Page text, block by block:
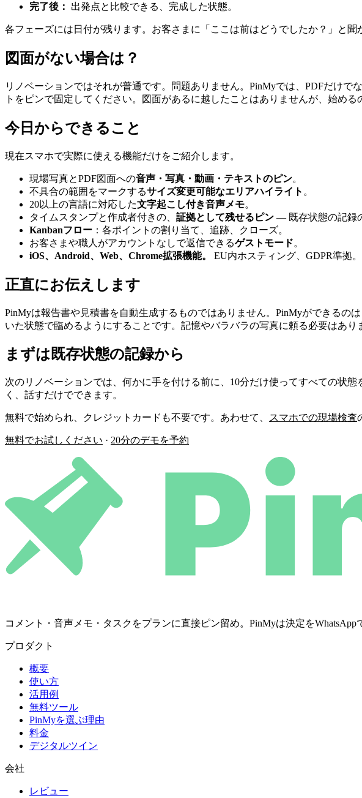
完了後：
出発点と比較できる、完成した状態。
各フェーズには日付が残ります。お客さまに「ここは前はどうでしたか？」と聞
図面がない場合は？
リノベーションではそれが普通です。問題ありません。PinMyでは、PDFだけでな
トをピンで固定してください。図面があるに越したことはありませんが、始める
今日からできること
現在スマホで実際に使える機能だけをご紹介します。
現場写真とPDF図面への音声・写真・動画・テキストのピン。
不具合の範囲をマークするサイズ変更可能なエリアハイライト 。
20以上の言語に対応した文字起こし付き音声メモ。
タイムスタンプと作成者付きの、 証拠として残せるピン — 既存状態の記録
Kanbanフロー ：各ポイントの割り当て、追跡、クローズ。
お客さまや職人がアカウントなしで返信できるゲストモード。
iOS、Android、Web、Chrome拡張機能。
EU内ホスティング、GDPR準拠。
正直にお伝えします
PinMyは報告書や見積書を自動生成するものではありません。PinMyができる
いた状態で臨めるようにすることです。記憶やバラバラの写真に頼る必要はあり
まずは既存状態の記録から
次のリノベーションでは、何かに手を付ける前に、10分だけ使ってすべての状
く、話すだけでできます。
無料で始められ、クレジットカードも不要です。あわせて、 スマホでの現場検査
無料でお試しください · 20分のデモを予約
コメント・音声メモ・タスクをプランに直接ピン留め。PinMyは決定を
プロダクト
概要
使い方
活用例
無料ツール
PinMyを選ぶ理由
料金
デジタルツイン
会社
レビュー